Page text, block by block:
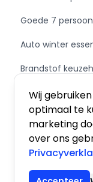
Wij
optimaal te
marketing
over ons
Goede 7
Auto winter
Brandstof
Schakel of